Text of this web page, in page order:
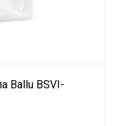
Ballu BSVI-